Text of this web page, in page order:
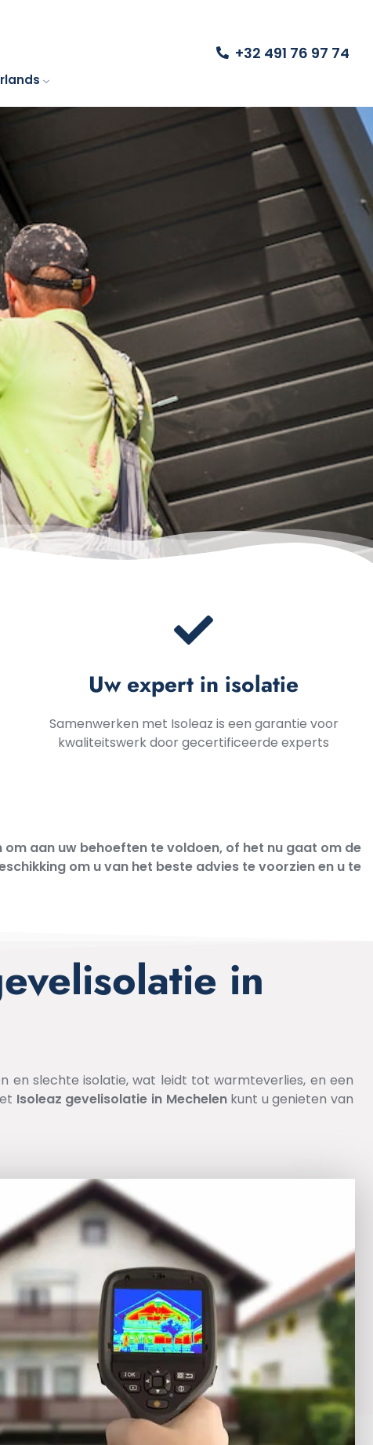
+32 491 76 97 74
Uw expert in isolatie
Samenwerken met Isoleaz is een garantie voor
kwaliteitswerk door gecertificeerde experts
om aan uw behoeften te voldoen, of het nu gaat om de
om u van het beste advies te voorzien en u te
in
en slechte isolatie, wat leidt tot warmteverlies, en een
Isoleaz gevelisolatie in Mechelenkunt u genieten van